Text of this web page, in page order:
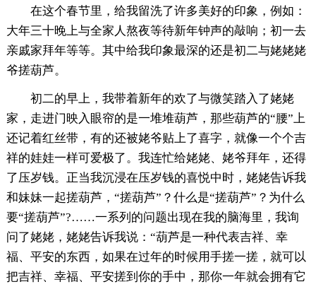
在这个春节里，给我留洗了许多美好的印象，例如：
大年三十晚上与全家人熬夜等待新年钟声的敲响；初一去
亲戚家拜年等等。其中给我印象最深的还是初二与姥姥姥
爷搓葫芦。
初二的早上，我带着新年的欢了与微笑踏入了姥姥
家，走进门映入眼帘的是一堆堆葫芦，那些葫芦的“腰”上
还记着红丝带，有的还被姥爷贴上了喜字，就像一个个吉
祥的娃娃一样可爱极了。我连忙给姥姥、姥爷拜年，还得
了压岁钱。正当我沉浸在压岁钱的喜悦中时，姥姥告诉我
和妹妹一起搓葫芦，“搓葫芦”？什么是“搓葫芦”？为什么
要“搓葫芦”?……一系列的问题出现在我的脑海里，我询
问了姥姥，姥姥告诉我说：“葫芦是一种代表吉祥、幸
福、平安的东西，如果在过年的时候用手搓一搓，就可以
把吉祥、幸福、平安搓到你的手中，那你一年就会拥有它